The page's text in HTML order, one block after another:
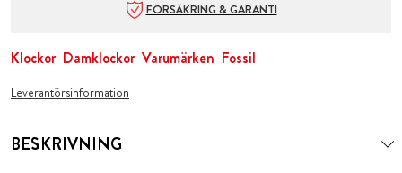
FÖRSÄKRING & GARANTI
Klockor Damklockor Varumärken Fossil
Leverantörsinformation
BESKRIVNING